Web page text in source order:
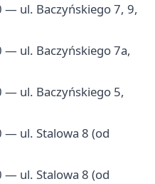
ul. Baczyńskiego 7, 9,
ul. Baczyńskiego 7a,
ul. Baczyńskiego 5,
ul. Stalowa 8 (od
ul. Stalowa 8 (od